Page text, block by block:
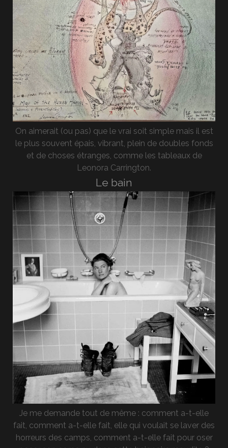
On aimerait (ou pas) que le vrai soit simple mais il est
le plus souvent épais, vibrant, plein de doubles fonds
et de choses étranges, comme les tableaux de
Leonora Carrington.
Le bain
Je me demande tout de même : comment a-t-elle
fait, comment a-t-elle fait, elle qui voulait se laver des
horreurs des camps, comment a-t-elle fait pour oser